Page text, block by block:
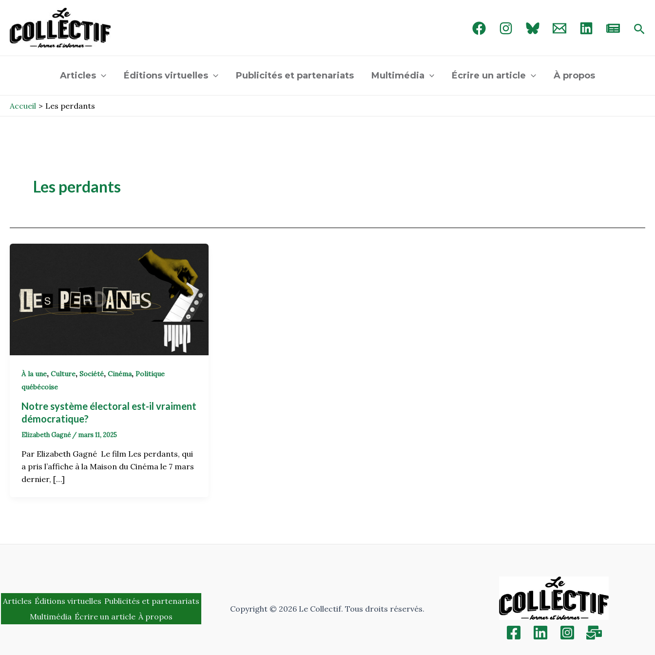
contenu
Articles Éditions virtuelles Publicités et partenariats Multimédia Écrire un article À propos
Accueil Les perdants
Les perdants
À la une, Culture, Société, Cinéma, Politique
québécoise
Notre système électoral est-il vraiment
démocratique?
Elizabeth Gagné / mars 11, 2025
Par Elizabeth Gagné Le film Les perdants, qui
a pris l’affiche à la Maison du Cinéma le 7 mars
dernier, […]
Articles Éditions virtuelles Publicités et partenariats
Multimédia Écrire un article À propos
Copyright © 2026 Le Collectif. Tous droits réservés.